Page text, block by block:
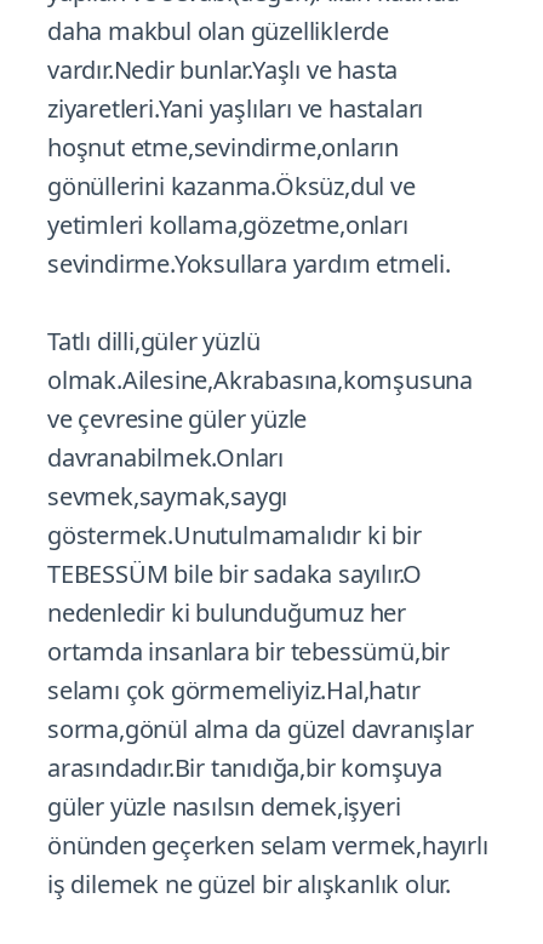
daha makbul olan güzelliklerde
vardır.Nedir bunlar.Yaşlı ve hasta
ziyaretleri.Yani yaşlıları ve hastaları
hoşnut etme,sevindirme,onların
gönüllerini kazanma.Öksüz,dul ve
yetimleri kollama,gözetme,onları
sevindirme.Yoksullara yardım etmeli.
Tatlı dilli,güler yüzlü
olmak.Ailesine,Akrabasına,komşusuna
ve çevresine güler yüzle
davranabilmek.Onları
sevmek,saymak,saygı
göstermek.Unutulmamalıdır ki bir
TEBESSÜM bile bir sadaka sayılır.O
nedenledir ki bulunduğumuz her
ortamda insanlara bir tebessümü,bir
selamı çok görmemeliyiz.Hal,hatır
sorma,gönül alma da güzel davranışlar
arasındadır.Bir tanıdığa,bir komşuya
güler yüzle nasılsın demek,işyeri
önünden geçerken selam vermek,hayırlı
iş dilemek ne güzel bir alışkanlık olur.